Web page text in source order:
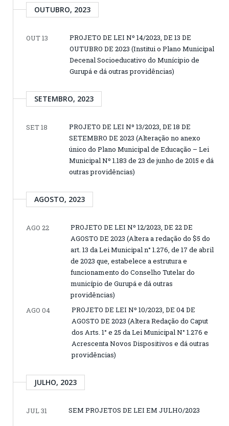
OUTUBRO, 2023
OUT 13
PROJETO DE LEI Nº 14/2023, DE 13 DE
OUTUBRO DE 2023 (Institui o Plano Municipal
Decenal Socioeducativo do Munícipio de
Gurupá e dá outras providências)
SETEMBRO, 2023
SET 18
PROJETO DE LEI Nº 13/2023, DE 18 DE
SETEMBRO DE 2023 (Alteração no anexo
único do Plano Municipal de Educação – Lei
Municipal Nº 1.183 de 23 de junho de 2015 e dá
outras providências)
AGOSTO, 2023
AGO 22
PROJETO DE LEI Nº 12/2023, DE 22 DE
AGOSTO DE 2023 (Altera a redação do $5 do
art. 13 da Lei Municipal n° 1.276, de 17 de abril
de 2023 que, estabelece a estrutura e
funcionamento do Conselho Tutelar do
município de Gurupá e dá outras
providências)
AGO 04
PROJETO DE LEI Nº 10/2023, DE 04 DE
AGOSTO DE 2023 (Altera Redação do Caput
dos Arts. 1° e 25 da Lei Municipal N° 1.276 e
Acrescenta Novos Dispositivos e dá outras
providências)
JULHO, 2023
JUL 31 SEM PROJETOS DE LEI EM JULHO/2023